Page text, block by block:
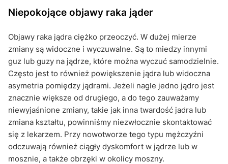
Niepokojące objawy raka jąder
Objawy raka jądra ciężko przeoczyć. W dużej mierze
zmiany są widoczne i wyczuwalne. Są to miedzy innymi
guz lub guzy na jądrze, które można wyczuć samodzielnie.
Często jest to również powiększenie jądra lub widoczna
asymetria pomiędzy jądrami. Jeżeli nagle jedno jądro jest
znacznie większe od drugiego, a do tego zauważamy
niewyjaśnione zmiany, takie jak inna twardość jadra lub
zmiana kształtu, powinniśmy niezwłocznie skontaktować
się z lekarzem. Przy nowotworze tego typu mężczyźni
odczuwają również ciągły dyskomfort w jądrze lub w
mosznie, a także obrzęki w okolicy moszny.